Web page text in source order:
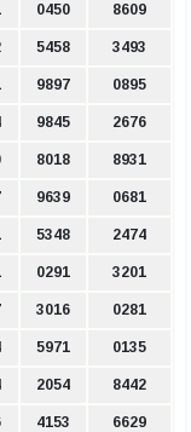
0450 8609
5458 3493
9897 0895
9845 2676
8018 8931
9639 0681
5348 2474
0291 3201
3016 0281
5971 0135
2054 8442
4153 6629